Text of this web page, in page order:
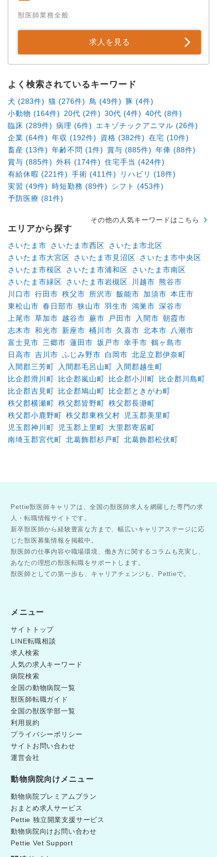
獣医師業務全般
求人を見る
よく検索されているキーワード
犬 (283件) 猫 (276件) 鳥 (49件)
豚 (4件)
小動物 (164件)
20代 (2件) 30代 (4件) 40代 (8件)
臨床 (289件) 病理 (6件)
エキゾチックアニマル (26件)
企業 (64件) 年収 (192件) 資格 (382件) 在宅 (10件)
畜産 (13件) 年齢不問 (1件) 賞与 (885件) 年俸 (88件)
賞与 (885件) 外科 (174件) 住宅手当 (424件)
有給休暇 (221件) 手術 (411件)
リハビリ (18件)
実習 (49件) 時短勤務 (89件)
シフト (453件)
予防医療 (81件)
その他の人気キーワードはこちら
エリアから探す
さいたま市 さいたま市西区
さいたま市北区
さいたま市大宮区
さいたま市見沼区
さいたま市中央区
さいたま市桜区
さいたま市浦和区
さいたま市南区
さいたま市緑区
さいたま市岩槻区 川越市 熊谷市
川口市 行田市 秩父市 所沢市 飯能市 加須市 本庄市
東松山市 春日部市 狭山市 羽生市 鴻巣市 深谷市
上尾市 草加市 越谷市 蕨市 戸田市 入間市 朝霞市
志木市 和光市 新座市 桶川市 久喜市 北本市
八潮市
富士見市 三郷市 蓮田市 坂戸市 幸手市 鶴ヶ島市
日高市 吉川市 ふじみ野市 白岡市 北足立郡伊奈町
入間郡三芳町
入間郡毛呂山町
入間郡越生町
比企郡滑川町
比企郡嵐山町 比企郡小川町
比企郡川島町
比企郡吉見町
比企郡鳩山町
比企郡ときがわ町
秩父郡横瀬町 秩父郡皆野町 秩父郡長瀞町
秩父郡小鹿野町 秩父郡東秩父村
児玉郡美里町
児玉郡神川町
児玉郡上里町 大里郡寄居町
南埼玉郡宮代町 北葛飾郡杉戸町 北葛飾郡松伏町
Pettie獣医師キャリアは、全国の獣医師求人を網羅した専門の求
人・転職情報サイトです。
新卒獣医師から経験豊富な方まで、幅広いキャリアステージに応
じた獣医募集情報を掲載中。
獣医師の仕事内容や職場環境、働き方に関するコラムも充実し、
あなたの理想の獣医転職をサポートします。
獣医師としての第一歩も、キャリアチェンジも、Pettieで。
メニュー
サイトトップ
LINE転職相談
求人検索
人気の求人キーワード
病院検索
全国の動物病院一覧
獣医師転職ガイド
全国の獣医学部一覧
利用規約
プライバシーポリシー
サイトお問い合わせ
運営会社
動物病院向けメニュー
動物病院プレミアムプラン
おまとめ求人サービス
Pettie 独立開業支援サービス
動物病院向けお問い合わせ
Pettie Vet Support